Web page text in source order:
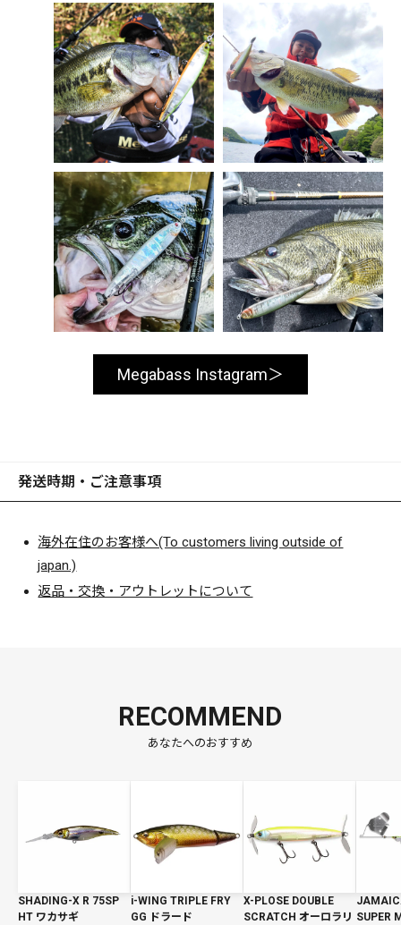
Megabass Instagram
発送時期・ご注意事項
海外在住のお客様へ(To customers living outside of
japan.)
返品・交換・アウトレットについて
RECOMMEND
あなたへのおすすめ
SHADING-X R 75SP
HT ワカサギ
i-WING TRIPLE FRY
GG ドラード
X-PLOSE DOUBLE
SCRATCH オーロラリ SUPER